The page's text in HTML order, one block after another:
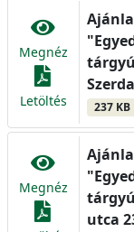
Megnéz
Letöltés 237 KB
Megnéz
utca